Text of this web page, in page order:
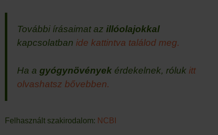
További írásaimat az illóolajokkal
kapcsolatban ide kattintva találod meg.
Ha a gyógynövények érdekelnek, róluk itt
olvashatsz bővebben.
Felhasznált szakirodalom: NCBI